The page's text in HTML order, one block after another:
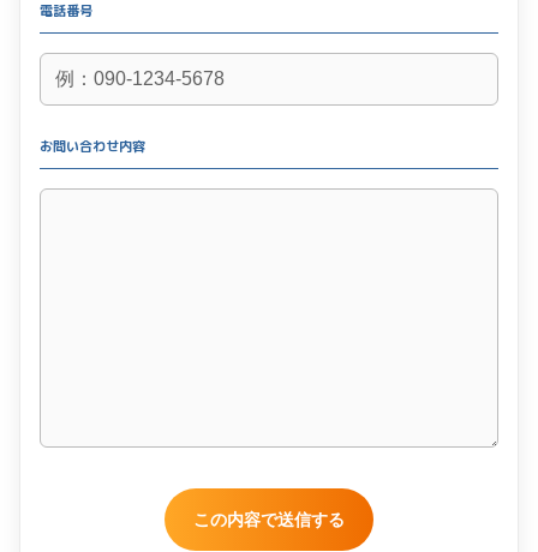
電話番号
お問い合わせ内容